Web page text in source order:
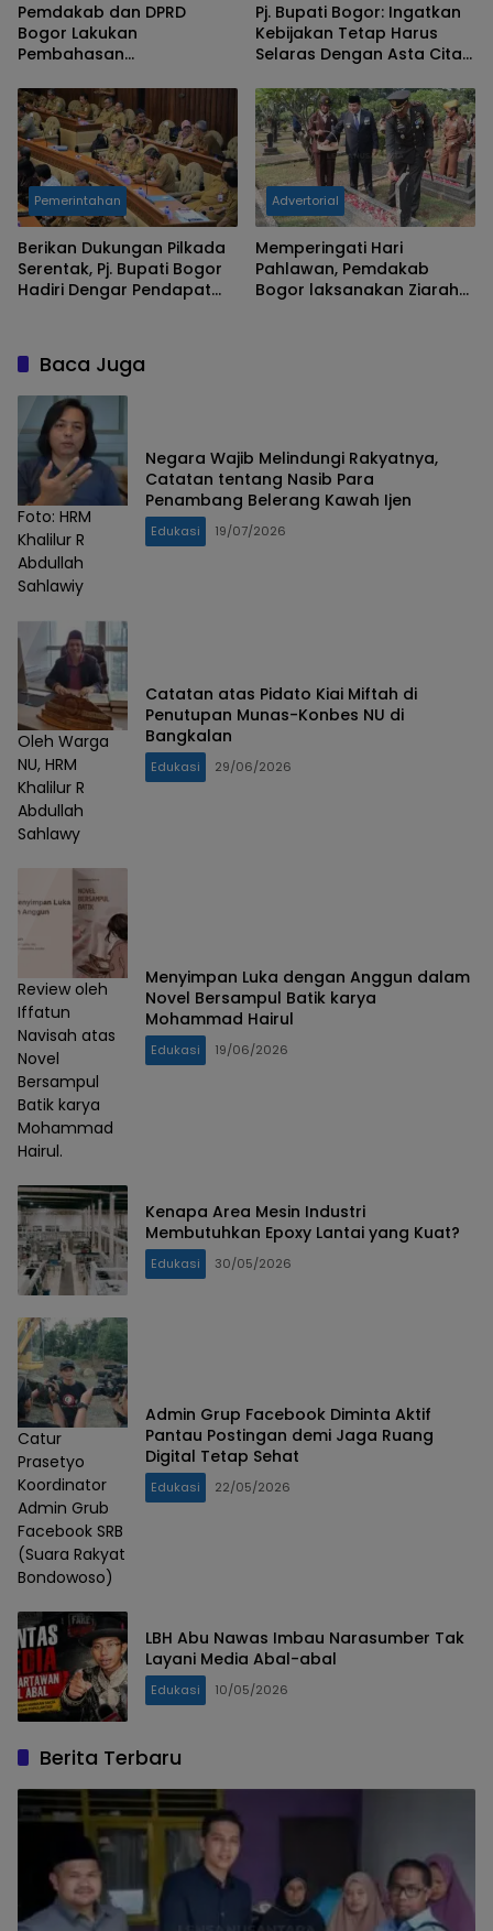
Pemdakab dan DPRD
Bogor Lakukan
Pembahasan
Beriman
Pj. Bupati Bogor: Ingatkan
Kebijakan Tetap Harus
Selaras Dengan Asta Cita
Pemerintahan
Berikan Dukungan Pilkada
Serentak, Pj. Bupati Bogor
Hadiri Dengar Pendapat
Advertorial
Memperingati Hari
Pahlawan, Pemdakab
Bogor laksanakan Ziarah
Baca Juga
Foto: HRM
Khalilur R
Abdullah
Sahlawiy
Negara Wajib Melindungi Rakyatnya,
Catatan tentang Nasib Para
Penambang Belerang Kawah Ijen
Edukasi 19/07/2026
Oleh Warga
NU, HRM
Khalilur R
Abdullah
Sahlawy
Catatan atas Pidato Kiai Miftah di
Penutupan Munas-Konbes NU di
Bangkalan
Edukasi 29/06/2026
Review oleh
Iffatun
Navisah atas
Novel
Bersampul
Batik karya
Mohammad
Hairul.
Menyimpan Luka dengan Anggun dalam
Novel Bersampul Batik karya
Mohammad Hairul
Edukasi 19/06/2026
Kenapa Area Mesin Industri
Membutuhkan Epoxy Lantai yang Kuat?
Edukasi 30/05/2026
Catur
Prasetyo
Koordinator
Admin Grub
Facebook SRB
(Suara Rakyat
Bondowoso)
Admin Grup Facebook Diminta Aktif
Pantau Postingan demi Jaga Ruang
Digital Tetap Sehat
Edukasi 22/05/2026
LBH Abu Nawas Imbau Narasumber Tak
Layani Media Abal-abal
Edukasi 10/05/2026
Berita Terbaru